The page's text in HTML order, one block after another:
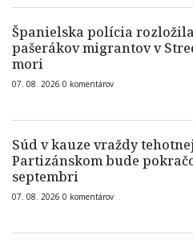
Španielska polícia
pašerákov migrantov v
mori
07. 08. 2026 0 komentárov
Súd v kauze vraždy
Partizánskom bude
septembri
07. 08. 2026 0 komentárov